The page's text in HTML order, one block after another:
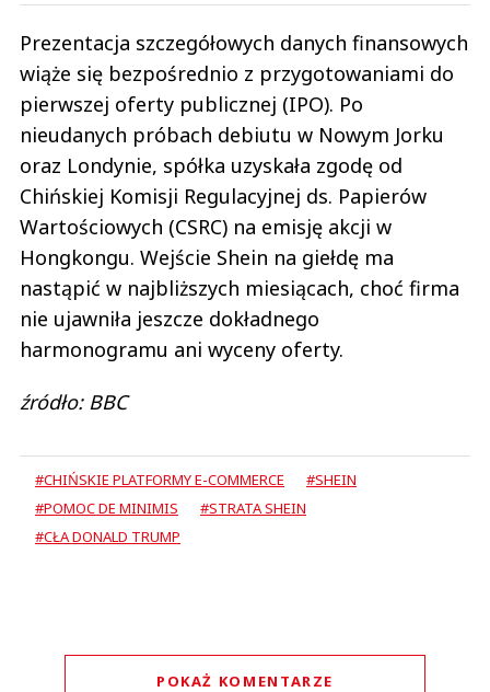
Prezentacja szczegółowych danych finansowych
wiąże się bezpośrednio z przygotowaniami do
pierwszej oferty publicznej (IPO). Po
nieudanych próbach debiutu w Nowym Jorku
oraz Londynie, spółka uzyskała zgodę od
Chińskiej Komisji Regulacyjnej ds. Papierów
Wartościowych (CSRC) na emisję akcji w
Hongkongu. Wejście Shein na giełdę ma
nastąpić w najbliższych miesiącach, choć firma
nie ujawniła jeszcze dokładnego
harmonogramu ani wyceny oferty.
źródło: BBC
#CHIŃSKIE PLATFORMY E-COMMERCE
#SHEIN
#POMOC DE MINIMIS
#STRATA SHEIN
#CŁA DONALD TRUMP
POKAŻ KOMENTARZE